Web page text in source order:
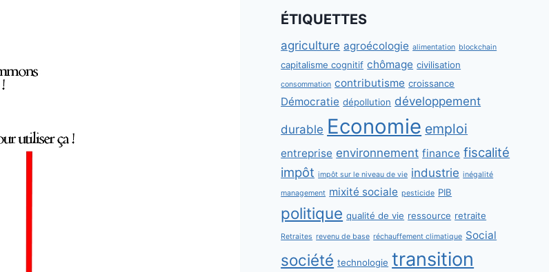
ÉTIQUETTES
agriculture agroécologie alimentation blockchain
capitalisme cognitif chômage civilisation
consommation contributisme croissance
Démocratie dépollution développement
durable Economie emploi
entreprise environnement finance fiscalité
impôt impôt sur le niveau de vie industrie inégalité
management mixité sociale pesticide PIB
politique qualité de vie ressource retraite
Retraites revenu de base réchauffement climatique Social
société technologie transition